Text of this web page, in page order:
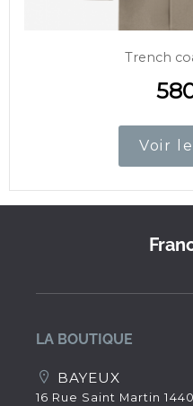
Trench
Voir
LA BOUTIQUE
BAYEUX
16 Rue Saint Martin